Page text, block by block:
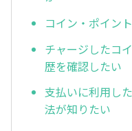
コイン・ポイン
チャージしたコ
歴を確認したい
支払いに利用し
法が知りたい